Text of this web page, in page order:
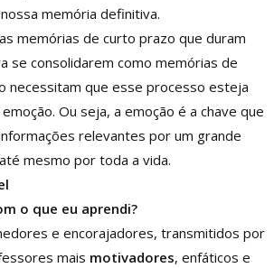
memória definitiva.
memórias de curto prazo que duram
se consolidarem como memórias de
necessitam que esse processo esteja
Ou seja, a emoção é a chave que
relevantes por um grande
mesmo por toda a vida.
o que eu aprendi?
e encorajadores, transmitidos por
mais motivadores, enfáticos e